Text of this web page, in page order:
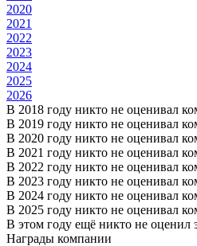
2020
2021
2022
2023
2024
2025
2026
В 2018 году никто не оценивал
В 2019 году никто не оценивал
В 2020 году никто не оценивал
В 2021 году никто не оценивал
В 2022 году никто не оценивал
В 2023 году никто не оценивал
В 2024 году никто не оценивал
В 2025 году никто не оценивал
В этом году ещё никто не оценил
Награды компании